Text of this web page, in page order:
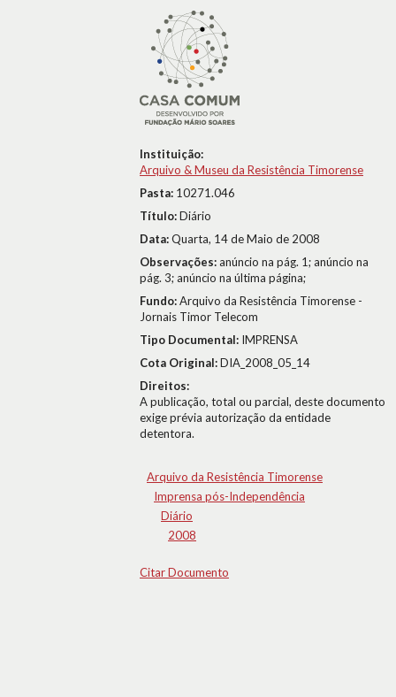
Instituição:
Arquivo & Museu da Resistência Timorense
Pasta: 10271.046
Título:Diário
Data:Quarta, 14 de Maio de 2008
Observações:anúncio na pág. 1; anúncio na
pág. 3; anúncio na última página;
Fundo:Arquivo da Resistência Timorense -
Jornais Timor Telecom
Tipo Documental: IMPRENSA
Cota Original:DIA_2008_05_14
Direitos:
A publicação, total ou parcial, deste documento
exige prévia autorização da entidade
detentora.
Arquivo da Resistência Timorense
Imprensa pós-Independência
Diário
2008
Citar Documento